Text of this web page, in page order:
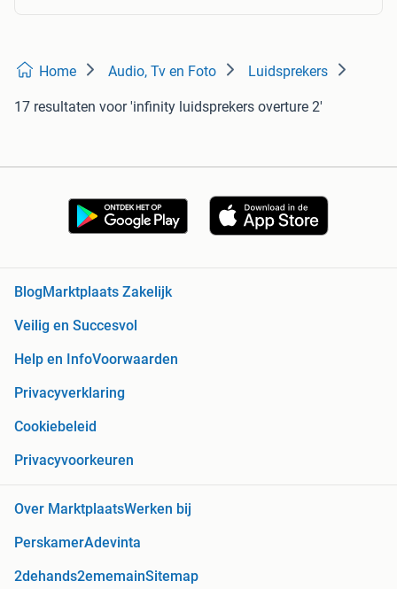
Home Audio, Tv en Foto Luidsprekers
17 resultaten voor 'infinity luidsprekers overture 2'
BlogMarktplaats Zakelijk
Veilig en Succesvol
Help en InfoVoorwaarden
Privacyverklaring
Cookiebeleid
Privacyvoorkeuren
Over MarktplaatsWerken bij
PerskamerAdevinta
2dehands2ememainSitemap